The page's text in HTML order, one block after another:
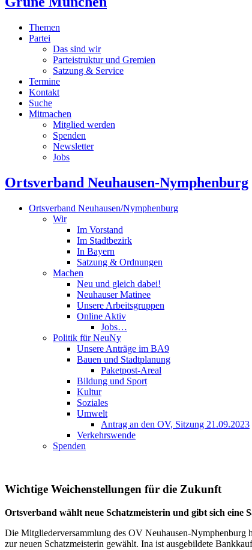
Themen
Partei
Das sind wir
Parteistruktur und Gremien
Satzung & Service
Termine
Kontakt
Suche
Mitmachen
Mitglied werden
Spenden
Newsletter
Jobs
Ortsverband Neuhausen-Nymphenburg
Ortsverband Neuhausen/Nymphenburg
Wir
Im Vorstand
Im Stadtbezirk
In Bayern
Satzung & Ordnungen
Machen
Neu und gleich dabei!
Neuhauser Matinee
Unsere Arbeitsgruppen
Online Aktiv
Jobs…
Politik für NeuNy
Unsere Anträge im BA9
Bauen und Stadtplanung
Paketpost-Areal
Bildung und Sport
Kultur
Soziales
Umwelt
Antrag an den OV, Sitzung 21.09.2023
Verkehrswende
Spenden
Wichtige Weichenstellungen für die Zukunft
Ortsverband wählt neue Schatzmeisterin und gibt sich eine
Die Mitgliederversammlung des OV Neuhausen-Nymphenburg
zur neuen Schatzmeisterin gewählt. Ina ist ausgebildete